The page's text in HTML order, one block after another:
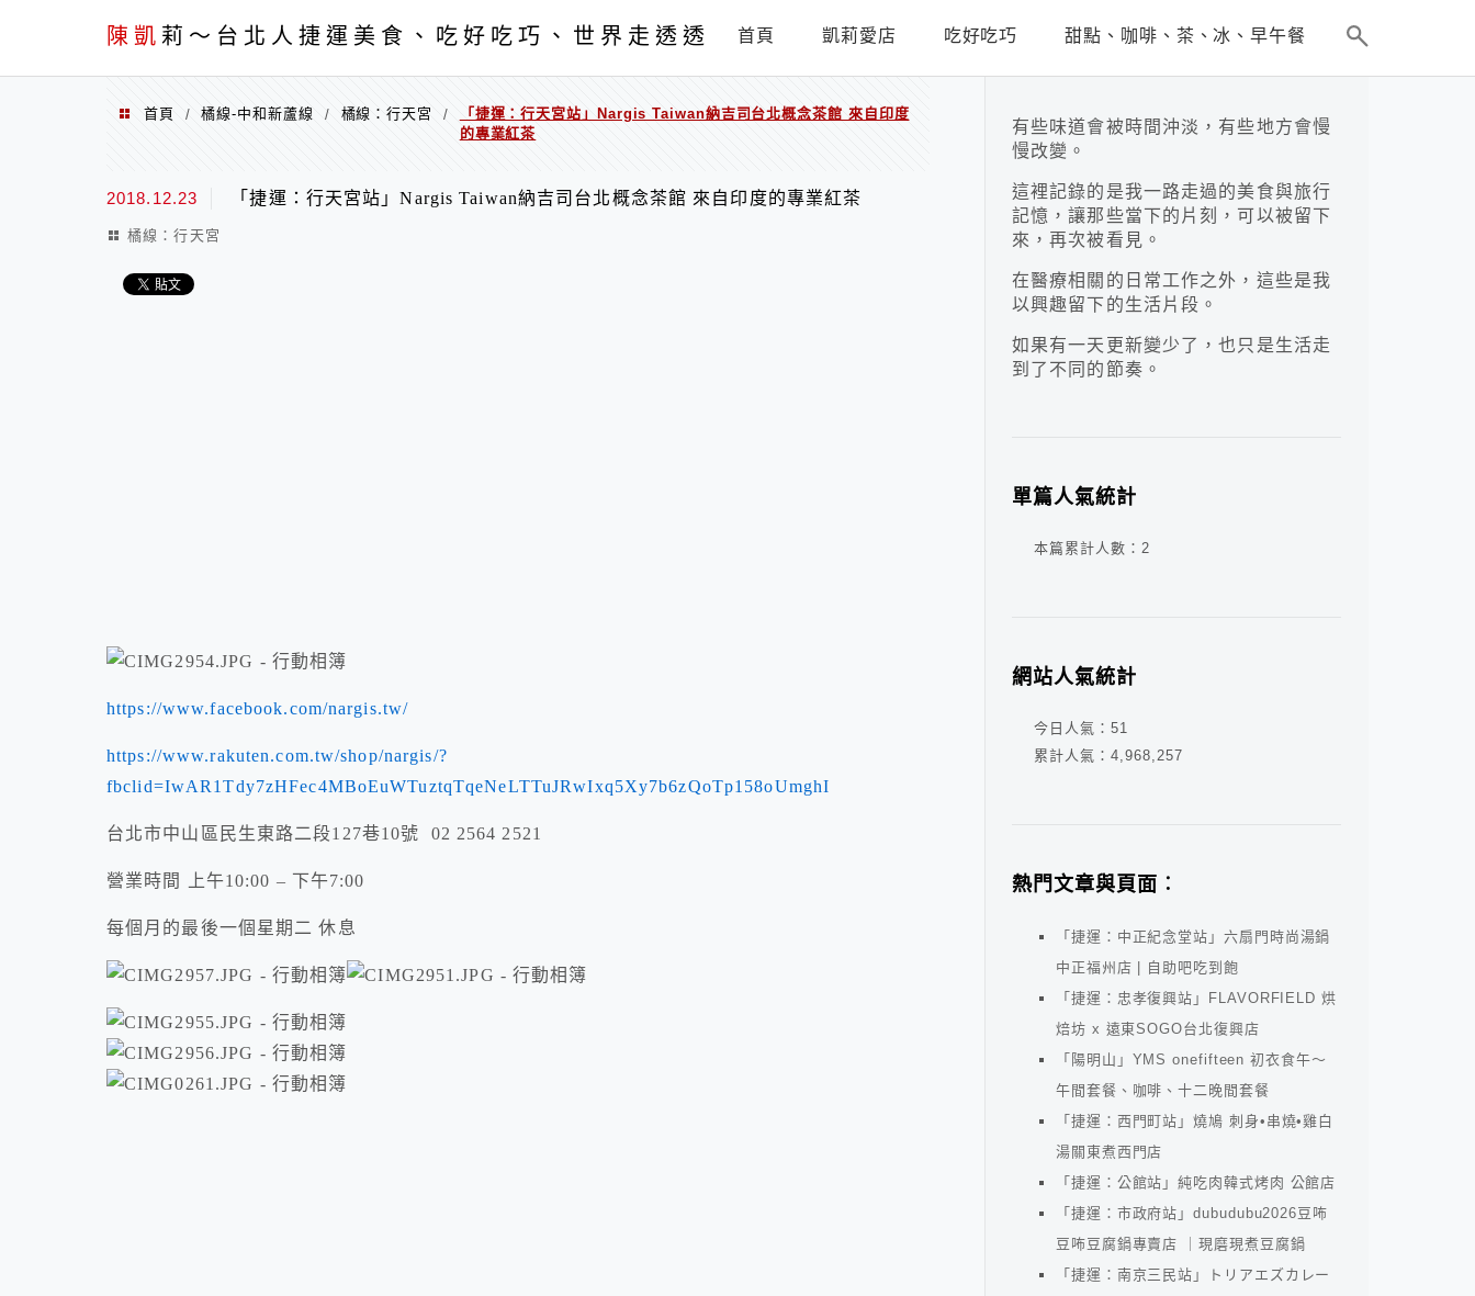
陳凱 莉～台北人捷運美食、吃好吃巧、世界走透透
menu
首頁 凱莉愛店 吃好吃巧 甜點、咖啡、茶、冰、早午餐
首頁 / 橘線-中和新蘆線 / 橘線：行天宮 /
「捷運：行天宮站」Nargis Taiwan納吉司台北概念茶館 來自印度
的專業紅茶
2018.12.23 「捷運：行天宮站」Nargis Taiwan納吉司台北概念茶館 來自印度的專業紅茶
橘線：行天宮
https://www.facebook.com/nargis.tw/
https://www.rakuten.com.tw/shop/nargis/?
fbclid=IwAR1Tdy7zHFec4MBoEuWTuztqTqeNeLTTuJRwIxq5Xy7b6zQoTp158oUmghI
台北市中山區民生東路二段127巷10號 02 2564 2521
營業時間 上午10:00 – 下午7:00
每個月的最後一個星期二 休息
有些味道會被時間沖淡，有些地方會慢
慢改變。
這裡記錄的是我一路走過的美食與旅行
記憶，讓那些當下的片刻，可以被留下
來，再次被看見。
在醫療相關的日常工作之外，這些是我
以興趣留下的生活片段。
如果有一天更新變少了，也只是生活走
到了不同的節奏。
單篇人氣統計
本篇累計人數： 2
網站人氣統計
今日人氣： 51
累計人氣： 4,968,257
熱門文章與頁面︰
「捷運：中正紀念堂站」六扇門時尚湯鍋
中正福州店 | 自助吧吃到飽
「捷運：忠孝復興站」FLAVORFIELD 烘
焙坊 x 遠東SOGO台北復興店
「陽明山」YMS onefifteen 初衣食午～
午間套餐、咖啡、十二晚間套餐
「捷運：西門町站」燒鳩 刺身•串燒•雞白
湯關東煮西門店
「捷運：公館站」純吃肉韓式烤肉 公館店
「捷運：市政府站」dubudubu2026豆咘
豆咘豆腐鍋專賣店 ｜現磨現煮豆腐鍋
「捷運：南京三民站」トリアエズカレー